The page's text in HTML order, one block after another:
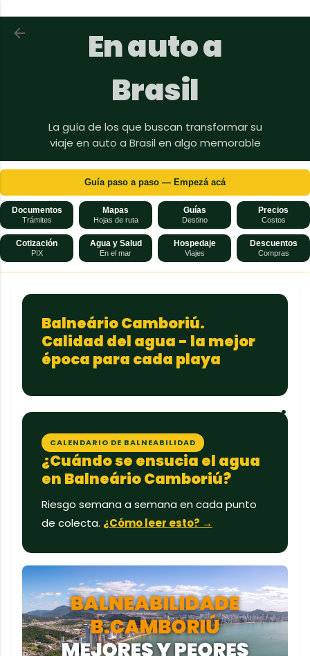
Ir al contenido principal
En auto a
Brasil
La guía de los que buscan transformar su
viaje en auto a Brasil en algo memorable
Guía paso a paso — Empezá acá
Documentos
Trámites
Mapas
Hojas de ruta
Guías
Destino
Precios
Costos
Cotización
PIX
Agua y Salud
En el mar
Hospedaje
Viajes
Descuentos
Compras
Balneário Camboriú.
Calidad del agua - la mejor
época para cada playa
CALENDARIO DE BALNEABILIDAD
¿Cuándo se ensucia el agua
en Balneário Camboriú?
Riesgo semana a semana en cada punto
de colecta. ¿Cómo leer esto? →